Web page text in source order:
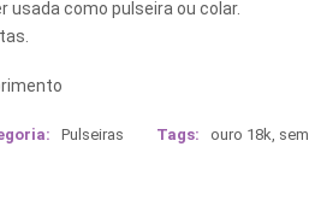
usada como pulseira ou colar.
Pulseiras Tags: ouro 18k,